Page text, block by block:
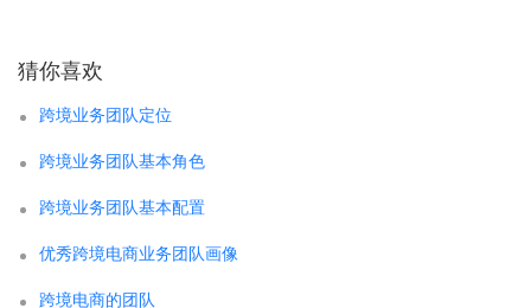
猜你喜欢
跨境业务团队定位
跨境业务团队基本角色
跨境业务团队基本配置
优秀跨境电商业务团队画像
跨境电商的团队